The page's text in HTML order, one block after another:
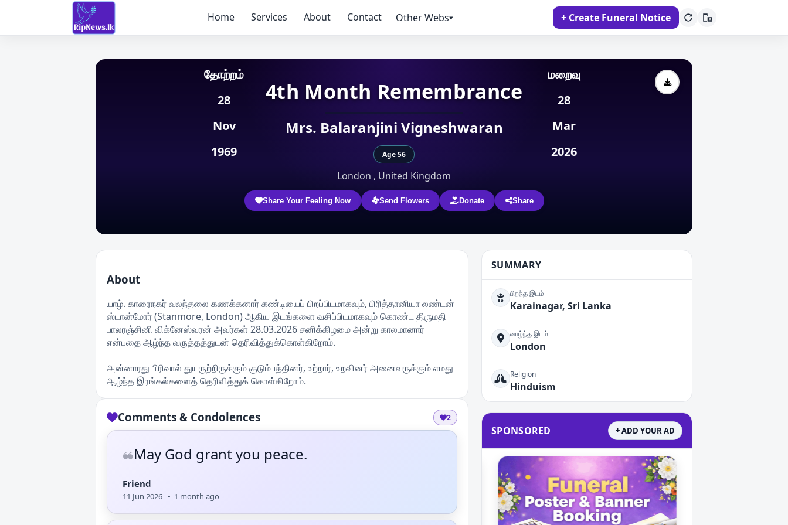
Home Services About Contact Other Webs▾ + Create Funeral Notice
4th Month Remembrance
தோற்றம்
28
Nov
1969
மறைவு
28
Mar
2026
Mrs. Balaranjini Vigneshwaran
Age 56
London , United Kingdom
Share Your Feeling Now Send Flowers Donate Share
About
யாழ். காரைநகர் வலந்தலை கணக்கனார் கண்டியைப் பிறப்பிடமாகவும், பிரித்தானியா லண்டன்
ஸ்டான்மோர் (Stanmore, London) ஆகிய இடங்களை வசிப்பிடமாகவும் கொண்ட திருமதி
பாலரஞ்சினி விக்னேஸ்வரன் அவர்கள் 28.03.2026 சனிக்கிழமை அன்று காலமானார்
என்பதை ஆழ்ந்த வருத்தத்துடன் தெரிவித்துக்கொள்கிறோம்.
அன்னாரது பிரிவால் துயருற்றிருக்கும் குடும்பத்தினர், உற்றார், உறவினர் அனைவருக்கும் எமது
ஆழ்ந்த இரங்கல்களைத் தெரிவித்துக் கொள்கிறோம்.
Comments & Condolences 2
❝May God grant you peace.
Friend
11 Jun 2026 • 1 month ago
SUMMARY
பிறந்த இடம்
Karainagar, Sri Lanka
வாழ்ந்த இடம்
London
Religion
Hinduism
SPONSORED + ADD YOUR AD